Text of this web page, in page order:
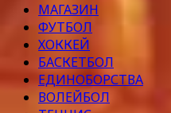
МАГАЗИН
ФУТБОЛ
ХОККЕЙ
БАСКЕТБОЛ
ЕДИНОБОРСТВА
ВОЛЕЙБОЛ